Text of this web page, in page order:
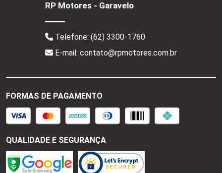
RP Motores - Garavelo
Telefone: (62) 3300-1760
E-mail: contato@rpmotores.com.br
FORMAS DE PAGAMENTO
QUALIDADE E SEGURANÇA